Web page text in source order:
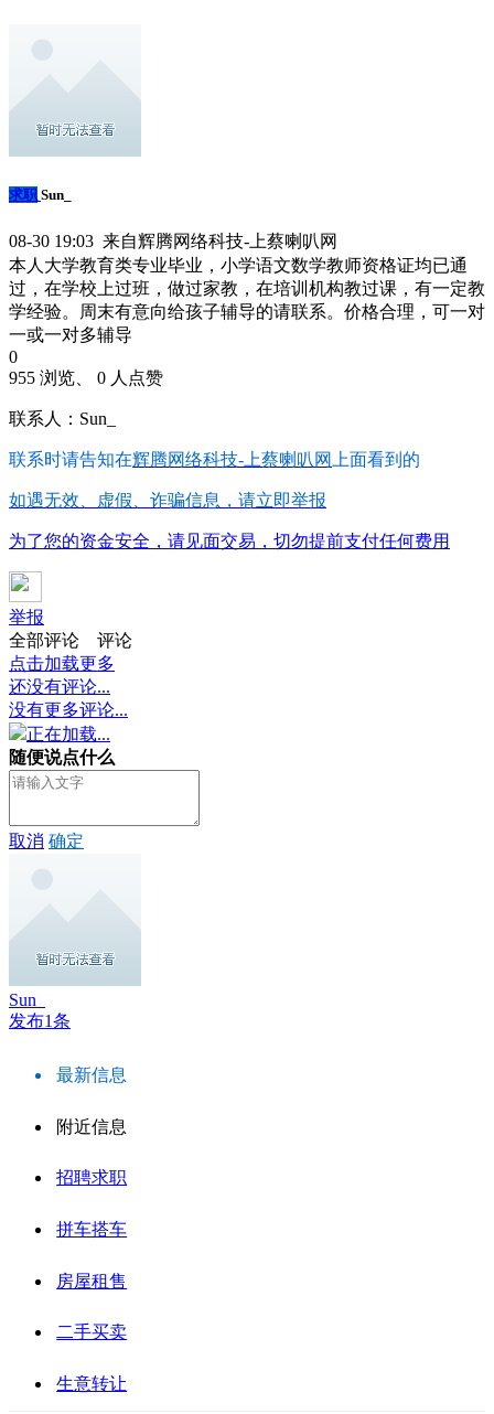
求职 Sun_
08-30 19:03 来自辉腾网络科技-上蔡喇叭网
本人大学教育类专业毕业，小学语文数学教师资格证均已通
过，在学校上过班，做过家教，在培训机构教过课，有一定教
学经验。周末有意向给孩子辅导的请联系。价格合理，可一对
一或一对多辅导
0
955 浏览、 0 人点赞
联系人：Sun_
联系时请告知在辉腾网络科技-上蔡喇叭网 上面看到的
如遇无效、虚假、诈骗信息，请立即举报
为了您的资金安全，请见面交易，切勿提前支付任何费用
举报
全部评论
评论
点击加载更多
还没有评论...
没有更多评论...
正在加载...
随便说点什么
取消 确定
Sun_
发布1条
最新信息
附近信息
招聘求职
拼车搭车
房屋租售
二手买卖
生意转让